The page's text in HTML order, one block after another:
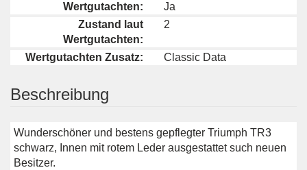
Wertgutachten:
Ja
Zustand laut
Wertgutachten:
2
Wertgutachten Zusatz: Classic Data
Beschreibung
Wunderschöner und bestens gepflegter Triumph TR3
schwarz, Innen mit rotem Leder ausgestattet such neuen
Besitzer.